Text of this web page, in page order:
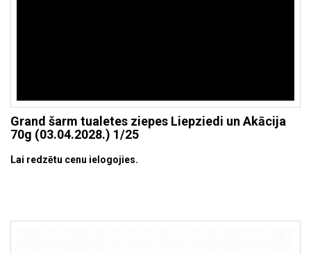
Grand šarm tualetes ziepes Liepziedi un Akācija
70g (03.04.2028.) 1/25
Lai redzētu cenu ielogojies.